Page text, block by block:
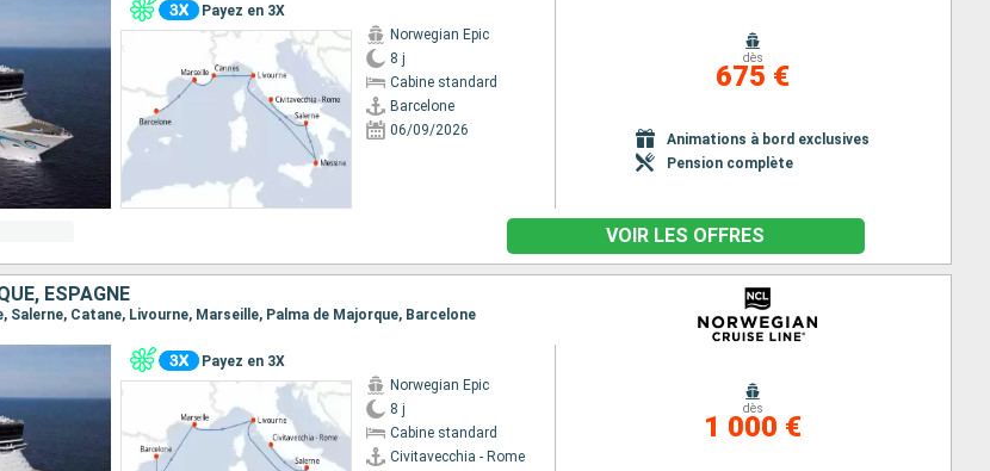
Payez en 3X
Norwegian Epic
8 j
Cabine standard
Barcelone
06/09/2026
dès
675 €
Animations à bord exclusives
Pension complète
VOIR LES OFFRES
ESPAGNE
Salerne, Catane, Livourne, Marseille, Palma de Majorque, Barcelone
Payez en 3X
Norwegian Epic
8 j
Cabine standard
Civitavecchia - Rome
dès
1 000 €